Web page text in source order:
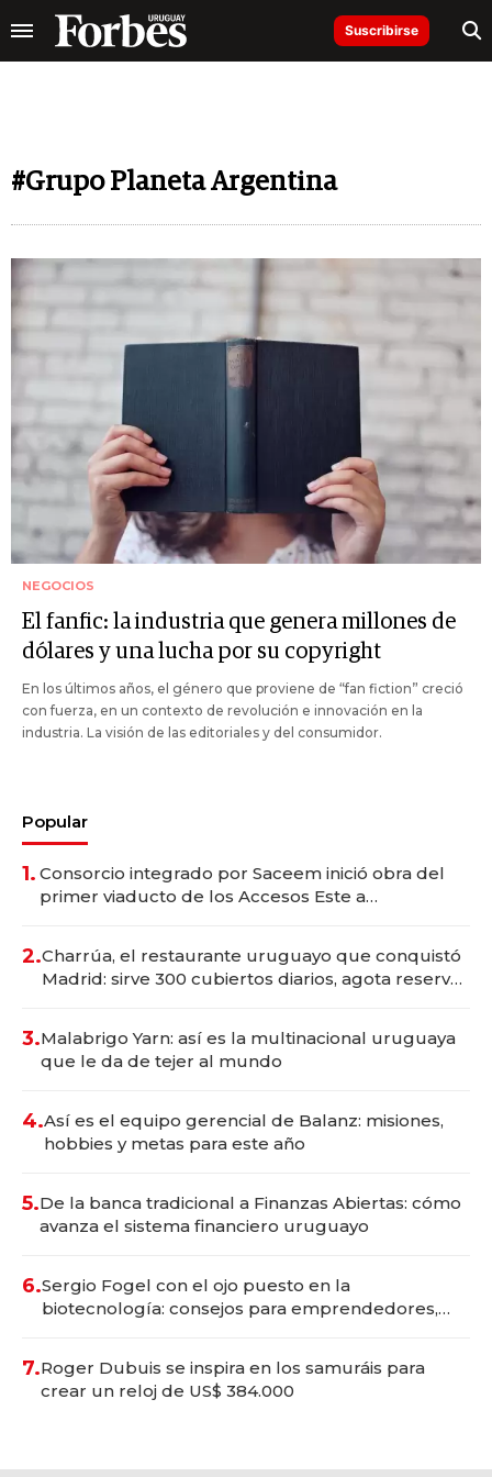
Suscribirse
#Grupo Planeta Argentina
NEGOCIOS
El fanfic: la industria que genera millones de
dólares y una lucha por su copyright
En los últimos años, el género que proviene de “fan fiction” creció
con fuerza, en un contexto de revolución e innovación en la
industria. La visión de las editoriales y del consumidor.
Popular
1. Consorcio integrado por Saceem inició obra del
primer viaducto de los Accesos Este a
2.Charrúa, el restaurante uruguayo que conquistó
Madrid: sirve 300 cubiertos diarios, agota reservas
3.Malabrigo Yarn: así es la multinacional uruguaya
que le da de tejer al mundo
4.Así es el equipo gerencial de Balanz: misiones,
hobbies y metas para este año
5.De la banca tradicional a Finanzas Abiertas: cómo
avanza el sistema financiero uruguayo
6.Sergio Fogel con el ojo puesto en la
biotecnología: consejos para emprendedores,
7.Roger Dubuis se inspira en los samuráis para
crear un reloj de US$ 384.000